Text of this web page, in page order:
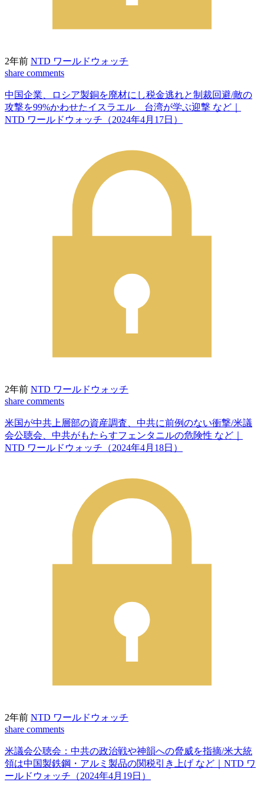
2年前 NTD ワールドウォッチ
share comments
中国企業、ロシア製銅を廃材にし税金逃れと制裁回避/敵の
攻撃を99%かわせたイスラエル 台湾が学ぶ迎撃 など｜
NTD ワールドウォッチ（2024年4月17日）
2年前 NTD ワールドウォッチ
share comments
米国が中共上層部の資産調査、中共に前例のない衝撃/米議
会公聴会、中共がもたらすフェンタニルの危険性 など｜
NTD ワールドウォッチ（2024年4月18日）
2年前 NTD ワールドウォッチ
share comments
米議会公聴会：中共の政治戦や神韻への脅威を指摘/米大統
領は中国製鉄鋼・アルミ製品の関税引き上げ など｜NTD ワ
ールドウォッチ（2024年4月19日）